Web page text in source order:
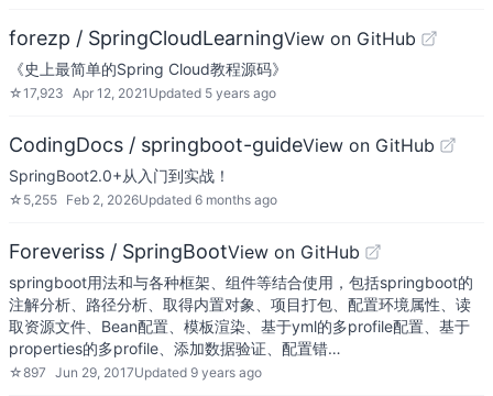
forezp / SpringCloudLearningView on GitHub
《史上最简单的Spring Cloud教程源码》
☆17,923 Apr 12, 2021 Updated 5 years ago
CodingDocs / springboot-guideView on GitHub
SpringBoot2.0+从入门到实战！
☆ 5,255 Feb 2, 2026Updated 6 months ago
Foreveriss / SpringBootView on GitHub
springboot用法和与各种框架、组件等结合使用，包括springboot的
注解分析、路径分析、取得内置对象、项目打包、配置环境属性、读
取资源文件、Bean配置、模板渲染、基于yml的多profile配置、基于
properties的多profile、添加数据验证、配置错…
☆897 Jun 29, 2017Updated 9 years ago